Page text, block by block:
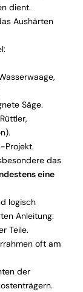
dient.
Aushärten
Säge.
Projekt.
das
eine
logisch
Anleitung:
Teile.
oft am
der